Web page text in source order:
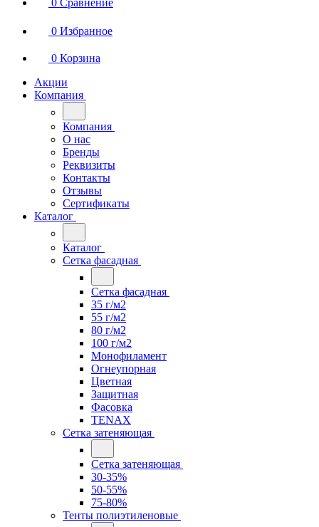
0 Сравнение
0 Избранное
0 Корзина
Акции
Компания
Компания
О нас
Бренды
Реквизиты
Контакты
Отзывы
Сертификаты
Каталог
Каталог
Сетка фасадная
Сетка фасадная
35 г/м2
55 г/м2
80 г/м2
100 г/м2
Монофиламент
Огнеупорная
Цветная
Защитная
Фасовка
TENAX
Сетка затеняющая
Сетка затеняющая
30-35%
50-55%
75-80%
Тенты полиэтиленовые